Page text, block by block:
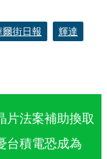
爾街日報
輝達
片法案補助換取
台積電恐成為